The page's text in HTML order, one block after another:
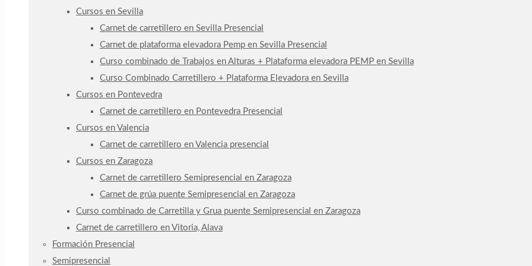
Cursos en Sevilla
Carnet de carretillero en Sevilla Presencial
Carnet de plataforma elevadora Pemp en Sevilla Presencial
Curso combinado de Trabajos en Alturas + Plataforma elevadora PEMP en Sevilla
Curso Combinado Carretillero + Plataforma Elevadora en Sevilla
Cursos en Pontevedra
Carnet de carretillero en Pontevedra Presencial
Cursos en Valencia
Carnet de carretillero en Valencia presencial
Cursos en Zaragoza
Carnet de carretillero Semipresencial en Zaragoza
Carnet de grúa puente Semipresencial en Zaragoza
Curso combinado de Carretilla y Grua puente Semipresencial en Zaragoza
Carnet de carretillero en Vitoria, Alava
Formación Presencial
Semipresencial